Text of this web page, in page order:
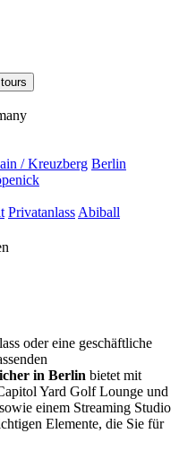
/ Kreuzberg Berlin
Privatanlass Abiball
oder eine geschäftliche
in Berlin bietet mit
Yard Golf Lounge und
einem Streaming Studio
Elemente, die Sie für